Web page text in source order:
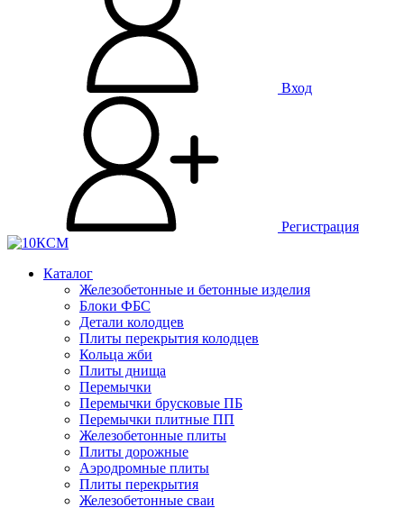
Вход
Регистрация
Каталог
Железобетонные и бетонные изделия
Блоки ФБС
Детали колодцев
Плиты перекрытия колодцев
Кольца жби
Плиты днища
Перемычки
Перемычки брусковые ПБ
Перемычки плитные ПП
Железобетонные плиты
Плиты дорожные
Аэродромные плиты
Плиты перекрытия
Железобетонные сваи